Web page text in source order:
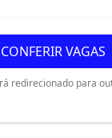
CONFERIR VAGAS
redirecionado para